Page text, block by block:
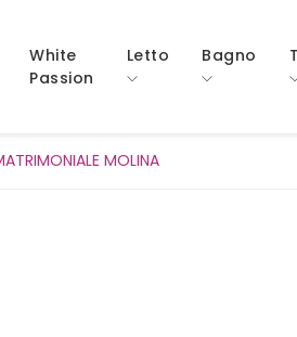
White
Passion
Letto Bagno
MOLINA